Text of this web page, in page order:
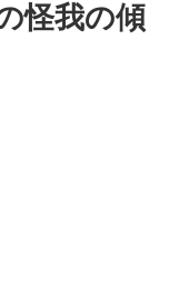
怪我の傾